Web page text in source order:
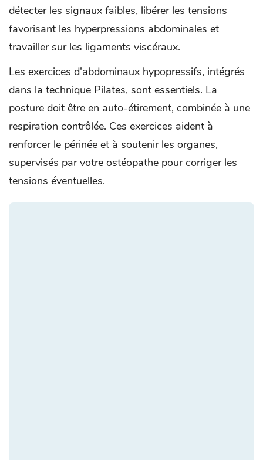
détecter les signaux faibles, libérer les tensions
favorisant les hyperpressions abdominales et
travailler sur les ligaments viscéraux.
Les exercices d'abdominaux hypopressifs, intégrés
dans la technique Pilates, sont essentiels. La
posture doit être en auto-étirement, combinée à une
respiration contrôlée. Ces exercices aident à
renforcer le périnée et à soutenir les organes,
supervisés par votre ostéopathe pour corriger les
tensions éventuelles.